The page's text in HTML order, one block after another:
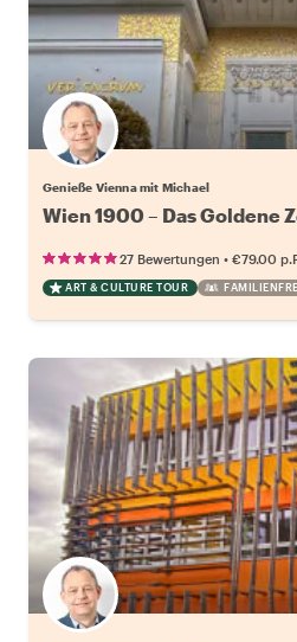
Genieße Vienna mit Michael
Wien 1900 – Das Goldene
27 Bewertungen • €79.00
ART & CULTURE TOUR